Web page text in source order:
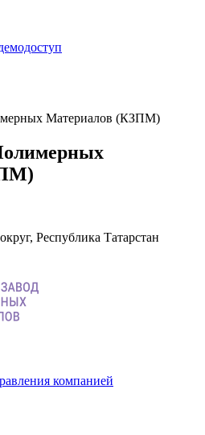
Материалов (КЗПМ)
Республика Татарстан
компанией